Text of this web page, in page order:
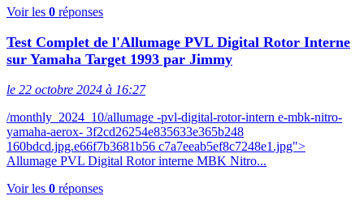
Voir les 0 réponses
Test Complet de l'Allumage PVL Digital Rotor Interne
sur Yamaha Target 1993 par Jimmy
le 22 octobre 2024 à 16:27
/monthly_2024_10/allumage -pvl-digital-rotor-intern e-mbk-nitro-
yamaha-aerox- 3f2cd26254e835633e365b248
160bdcd.jpg.e66f7b3681b56 c7a7eeab5ef8c7248e1.jpg">
Allumage PVL Digital Rotor interne MBK Nitro...
Voir les 0 réponses